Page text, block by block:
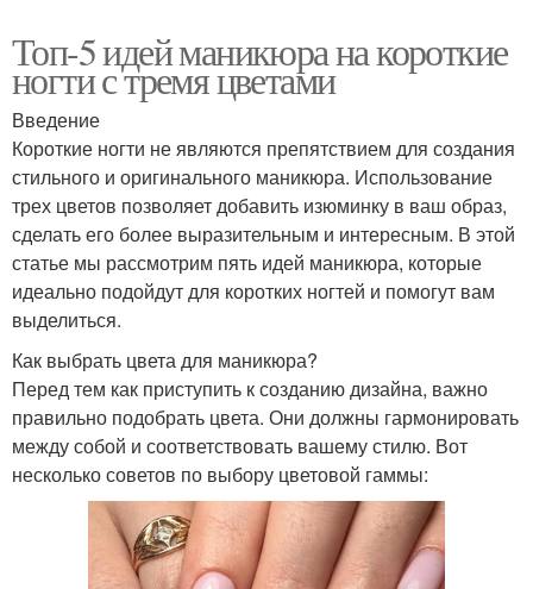
Топ-5 идей маникюра на короткие
ногти с тремя цветами
Введение
Короткие ногти не являются препятствием для создания
стильного и оригинального маникюра. Использование
трех цветов позволяет добавить изюминку в ваш образ,
сделать его более выразительным и интересным. В этой
статье мы рассмотрим пять идей маникюра, которые
идеально подойдут для коротких ногтей и помогут вам
выделиться.
Как выбрать цвета для маникюра?
Перед тем как приступить к созданию дизайна, важно
правильно подобрать цвета. Они должны гармонировать
между собой и соответствовать вашему стилю. Вот
несколько советов по выбору цветовой гаммы: